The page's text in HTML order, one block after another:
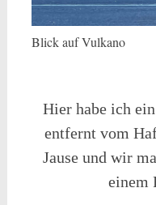
Blick auf Vulkano
Hier habe ich
entfernt vom
Jause und wir
einem